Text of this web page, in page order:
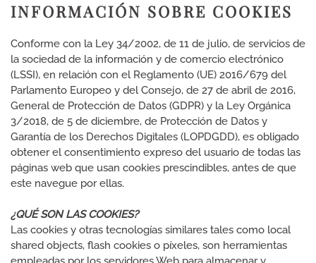
INFORMACIÓN SOBRE COOKIES
Conforme con la Ley 34/2002, de 11 de julio, de servicios de
la sociedad de la información y de comercio electrónico
(LSSI), en relación con el Reglamento (UE) 2016/679 del
Parlamento Europeo y del Consejo, de 27 de abril de 2016,
General de Protección de Datos (GDPR) y la Ley Orgánica
3/2018, de 5 de diciembre, de Protección de Datos y
Garantía de los Derechos Digitales (LOPDGDD), es obligado
obtener el consentimiento expreso del usuario de todas las
páginas web que usan cookies prescindibles, antes de que
este navegue por ellas.
¿QUÉ SON LAS COOKIES?
Las cookies y otras tecnologías similares tales como local
shared objects, flash cookies o píxeles, son herramientas